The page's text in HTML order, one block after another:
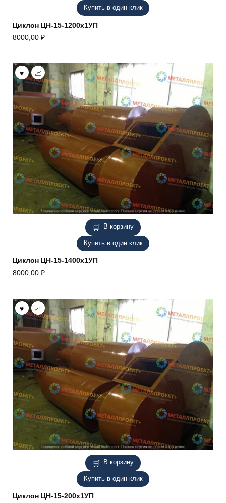
Купить в один клик
Циклон ЦН-15-1200х1УП
8000,00 ₽
В корзину
Купить в один клик
Циклон ЦН-15-1400х1УП
8000,00 ₽
В корзину
Купить в один клик
Циклон ЦН-15-200х1УП